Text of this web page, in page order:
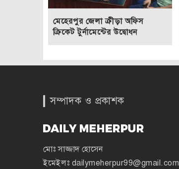
মেহেরপুর জেলা ক্রীড়া অফিস
ক্রিকেট টুর্নামেন্টের উদ্বোধন
সম্পাদক ও প্রকাশক
মোঃ সাজ্জাদ হোসেন
ইমেইলঃ dailymeherpur99@gmail.com